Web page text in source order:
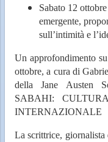
Sabato 12
emergente,
sull’intimità e
Un approfondimento
ottobre, a cura di
della Jane Austen
SABAHI:
INTERNAZIONALE
La scrittrice, giornalista